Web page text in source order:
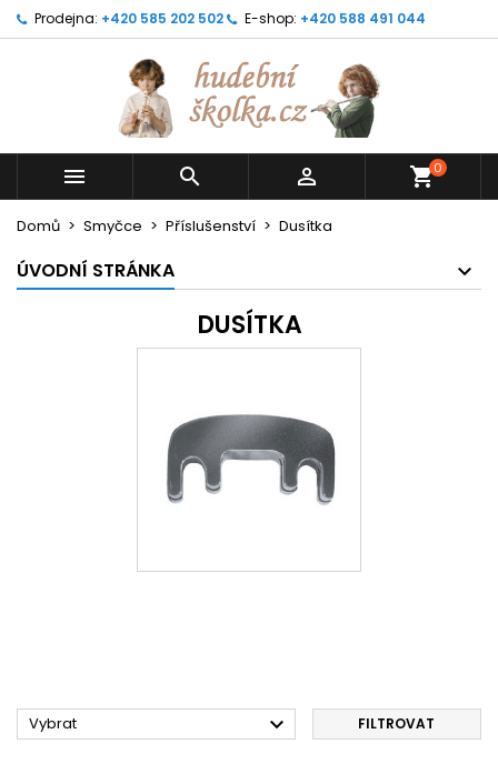
Prodejna: +420 585 202 502 E-shop: +420 588 491 044
   shopping_cart0
Domů Smyčce Příslušenství Dusítka
ÚVODNÍ STRÁNKA
DUSÍTKA
Vybrat  FILTROVAT